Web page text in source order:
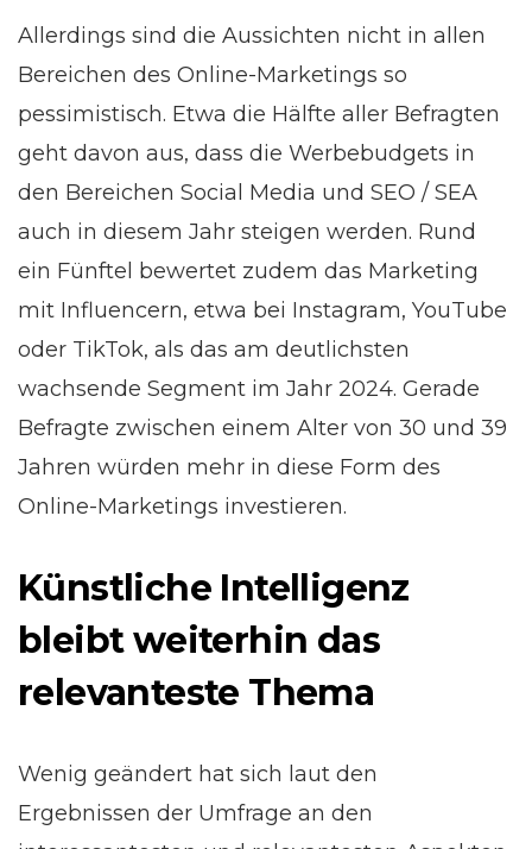
Allerdings sind die Aussichten nicht in allen
Bereichen des Online-Marketings so
pessimistisch. Etwa die Hälfte aller Befragten
geht davon aus, dass die Werbebudgets in
den Bereichen Social Media und SEO / SEA
auch in diesem Jahr steigen werden. Rund
ein Fünftel bewertet zudem das Marketing
mit Influencern, etwa bei Instagram, YouTube
oder TikTok, als das am deutlichsten
wachsende Segment im Jahr 2024. Gerade
Befragte zwischen einem Alter von 30 und 39
Jahren würden mehr in diese Form des
Online-Marketings investieren.
Künstliche Intelligenz
bleibt weiterhin das
relevanteste Thema
Wenig geändert hat sich laut den
Ergebnissen der Umfrage an den